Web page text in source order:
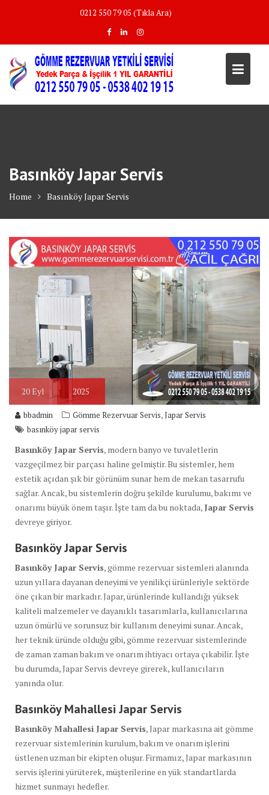
0212 550 79 05 (Tıkla Ara)
Basınköy Japar Servis
Home Basınköy Japar Servis
20Eyl 2025
bbadmin Gömme Rezervuar Servis,Japar Servis
basınköy japar servis
Basınköy Japar Servis, modern banyo ve tuvaletlerin
vazgeçilmez bir parçası haline gelmiştir. Bu sistemler, hem
estetik açıdan şık bir görünüm sunar hem de mekan tasarrufu
sağlar. Ancak, bu sistemlerin doğru şekilde kurulumu, bakımı ve
onarımı büyük önem taşır. İşte tam da bu noktada, Japar Servis
devreye giriyor.
Basınköy Japar Servis
Basınköy Japar Servis, gömme rezervuar sistemleri alanında
uzun yıllara dayanan deneyimi ve yenilikçi ürünleriyle sektörde
öne çıkan bir markadır. Japar, ürünlerinde kullandığı yüksek
kaliteli malzemeler ve dayanıklı tasarımlarla, kullanıcılarına
uzun ömürlü ve sorunsuz bir kullanım deneyimi sunar. Ancak,
her teknik üründe olduğu gibi, gömme rezervuar sistemlerinde
de zaman zaman bakım ve onarım ihtiyacı ortaya çıkabilir. İşte
bu durumda, Japar Servis devreye girerek, kullanıcıların
yanında olur.
Basınköy Mahallesi Japar Servis
Basınköy Mahallesi Japar Servis, Japar markasına ait gömme
rezervuar sistemlerinin kurulum, bakım ve onarım işlerini
üstlenen uzman bir ekipten oluşur. Firmamız, Japar markasının
servis işlerini yürüterek, müşterilerine en yük standartlarda
hizmet sunmayı hedefler.